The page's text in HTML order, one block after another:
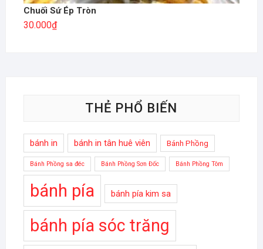
Chuối Sứ Ép Tròn
30.000₫
THẺ PHỔ BIẾN
bánh in bánh in tân huê viên Bánh Phồng
Bánh Phồng sa đéc Bánh Phồng Sơn Đốc Bánh Phồng Tôm
bánh pía bánh pía kim sa
bánh pía sóc trăng